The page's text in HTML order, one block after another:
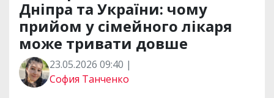
Дніпра та України: чому
прийом у сімейного лікаря
може тривати довше
23.05.2026 09:40 |
София Танченко